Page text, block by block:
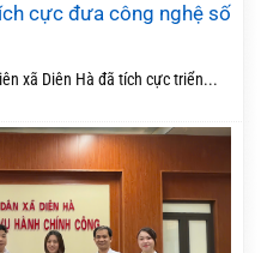
cực đưa công nghệ số
xã Diên Hà đã tích cực triển...